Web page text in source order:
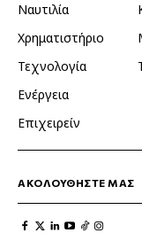
Ναυτιλία
Χρηματιστήριο
Τεχνολογία
Ενέργεια
Επιχειρείν
ΑΚΟΛΟΥΘΗΣΤΕ ΜΑΣ